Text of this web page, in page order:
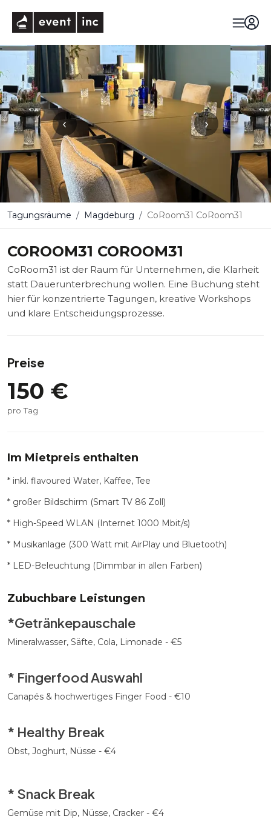
‹ ›
Tagungsräume Magdeburg CoRoom31 CoRoom31
COROOM31 COROOM31
CoRoom31 ist der Raum für Unternehmen, die Klarheit
statt Dauerunterbrechung wollen. Eine Buchung steht
hier für konzentrierte Tagungen, kreative Workshops
und klare Entscheidungsprozesse.
Preise
150 €
pro Tag
Im Mietpreis enthalten
* inkl. flavoured Water, Kaffee, Tee
* großer Bildschirm (Smart TV 86 Zoll)
* High-Speed WLAN (Internet 1000 Mbit/s)
* Musikanlage (300 Watt mit AirPlay und Bluetooth)
* LED-Beleuchtung (Dimmbar in allen Farben)
Zubuchbare Leistungen
*Getränkepauschale
Mineralwasser, Säfte, Cola, Limonade - €5
* Fingerfood Auswahl
Canapés & hochwertiges Finger Food - €10
* Healthy Break
Obst, Joghurt, Nüsse - €4
* Snack Break
Gemüse mit Dip, Nüsse, Cracker - €4